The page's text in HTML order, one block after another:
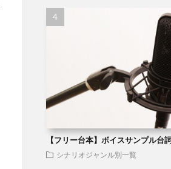
【フリー台本】ボイスサンプル台
シナリオジャンル別一覧